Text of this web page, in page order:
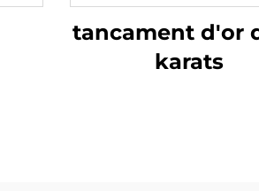
tancament d'or
karats